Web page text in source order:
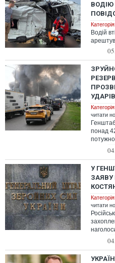
ВОДІЮ
Категорія:
Водій
Категорія:
читати
понад
У
ЗАЯВУ
Категорія:
читати